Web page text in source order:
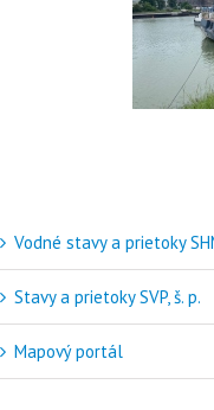
Vodné stavy a prietoky
Stavy a prietoky SVP, š. p.
Mapový portál